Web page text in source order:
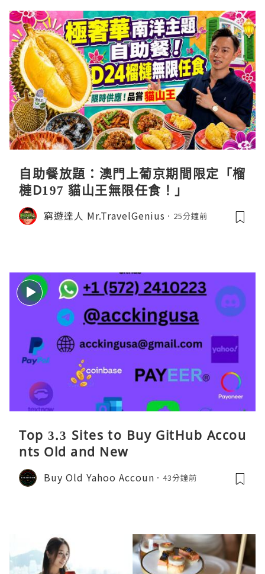
自助餐放題：澳門上葡京期間限定「榴
槤D197 貓山王無限任食！」
窮遊達人 Mr.TravelGenius 25分鐘前
Top 3.3 Sites to Buy GitHub Accou
nts Old and New
Buy Old Yahoo Accoun 43分鐘前